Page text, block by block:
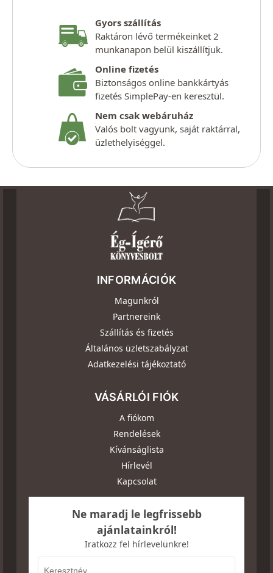
Gyors szállítás
Raktáron lévő termékeinket 2
munkanapon belül kiszállítjuk.
Online fizetés
Biztonságos online bankkártyás
fizetés SimplePay-en keresztül.
Nem csak webáruház
Valós bolt vagyunk, saját raktárral,
üzlethelyiséggel.
INFORMÁCIÓK
Magunkról
Partnereink
Szállítás és fizetés
Általános üzletszabályzat
Adatkezelési tájékoztató
VÁSÁRLÓI FIÓK
A fiókom
Rendelések
Kívánságlista
Hírlevél
Kapcsolat
Ne maradj le legfrissebb
ajánlatainkról!
Iratkozz fel hírlevelünkre!